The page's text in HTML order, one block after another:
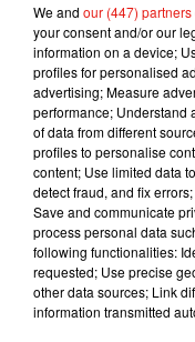
We and our (447) partners
your consent and/or our
information on a device;
profiles for personalised
advertising; Measure
performance; Understand
of data from different
profiles to personalise
content; Use limited data
detect fraud, and fix
Save and communicate
process personal data
following functionalities:
requested; Use precise
other data sources; Link
information transmitted